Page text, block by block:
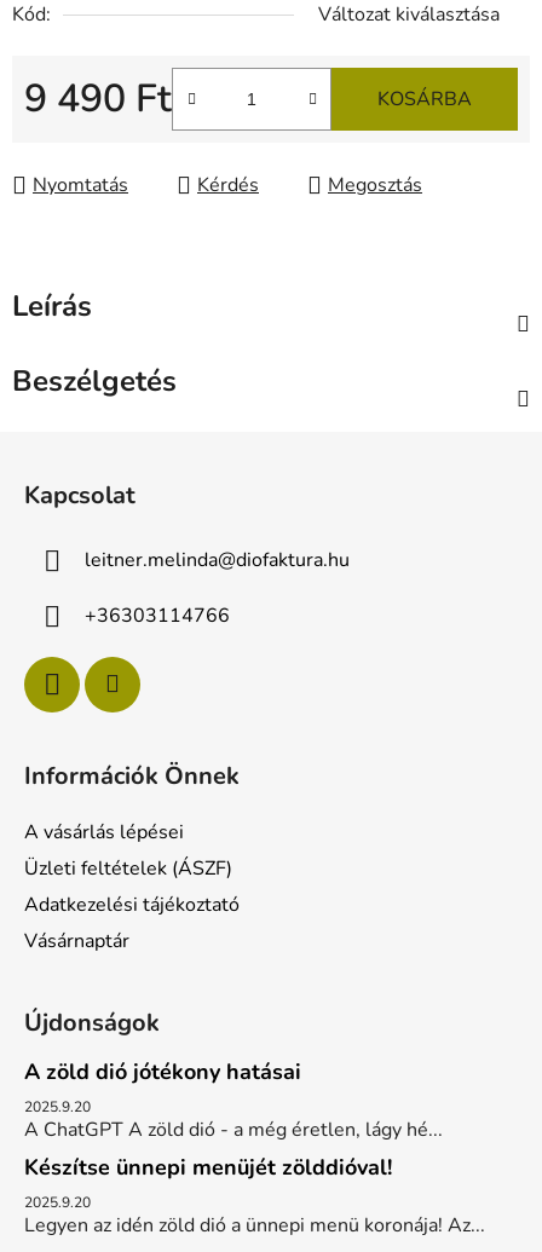
Kód:
Változat kiválasztása
9 490 Ft KOSÁRBA
Nyomtatás Kérdés Megosztás
Leírás
Beszélgetés
Kapcsolat
leitner.melinda@diofaktura.hu
+36303114766
Információk Önnek
A vásárlás lépései
Üzleti feltételek (ÁSZF)
Adatkezelési tájékoztató
Vásárnaptár
Újdonságok
A zöld dió jótékony hatásai
2025.9.20
A ChatGPT A zöld dió - a még éretlen, lágy hé...
Készítse ünnepi menüjét zölddióval!
2025.9.20
Legyen az idén zöld dió a ünnepi menü koronája! Az...